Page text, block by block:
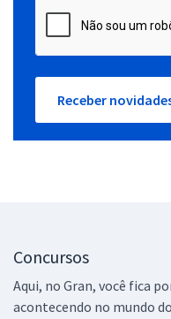
Receber
Concursos
Aqui, no Gran, você fica
acontecendo no mundo